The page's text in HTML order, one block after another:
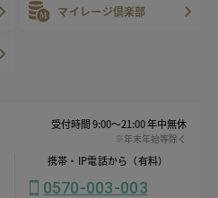
マイレージ倶楽部
受付時間 9:00～21:00 年中無休
※年末年始等除く
携帯・IP電話から（有料）
0570-003-003